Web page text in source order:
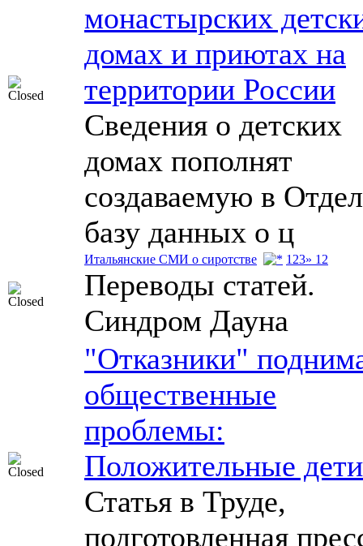
монастырских
домах и приютах на
территории России
Сведения о детских
домах пополнят
создаваемую в
базу данных о ц
Итальянские СМИ о сиротстве 1 23» 12
Переводы статей.
Синдром Дауна
"Отказники"
общественные
проблемы:
Положительные дети
Статья в Труде,
подготовленная